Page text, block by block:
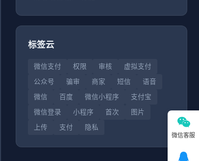
标签云
微信支付 权限 审核
虚拟支付
公众号
骗审 商家 短信
语音
微信
百度 微信小程序
支付宝
微信登录
小程序 首次
图片
上传
支付 隐私
微信客服